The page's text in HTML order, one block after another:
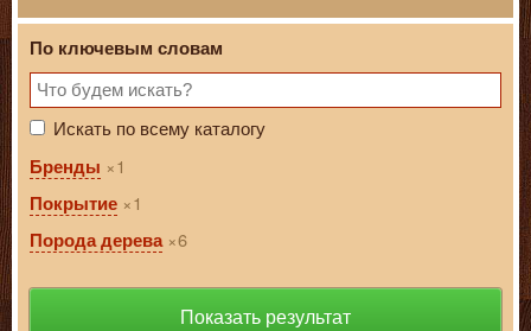
По ключевым словам
Искать по всему каталогу
Бренды
1
Покрытие
1
Порода дерева
6
Показать результат